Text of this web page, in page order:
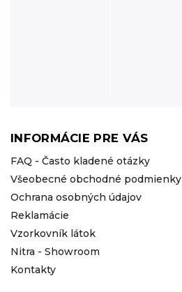
INFORMÁCIE PRE VÁS
FAQ - Často kladené otázky
Všeobecné obchodné podmienky
Ochrana osobných údajov
Reklamácie
Vzorkovník látok
Nitra - Showroom
Kontakty